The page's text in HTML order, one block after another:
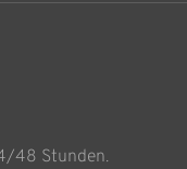
48 Stunden.